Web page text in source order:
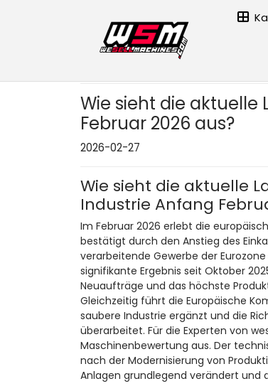
Wie sieht die
Februar 2026 aus?
2026-02-27
Wie sieht die aktuelle
Industrie Anfang
Im Februar 2026 erlebt die
bestätigt durch den Anstieg des
verarbeitende Gewerbe der
signifikante Ergebnis seit Oktober
Neuaufträge und das höchste
Gleichzeitig führt die Europäische
saubere Industrie ergänzt und die
überarbeitet. Für die Experten von
Maschinenbewertung aus. Der
nach der Modernisierung von
Anlagen grundlegend verändert und